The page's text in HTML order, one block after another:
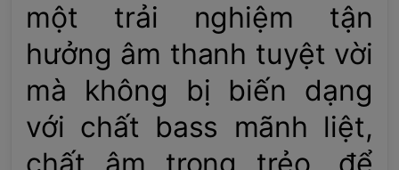
một trải nghiệm tận
hưởng âm thanh tuyệt vời
mà không bị biến dạng
với chất bass mãnh liệt,